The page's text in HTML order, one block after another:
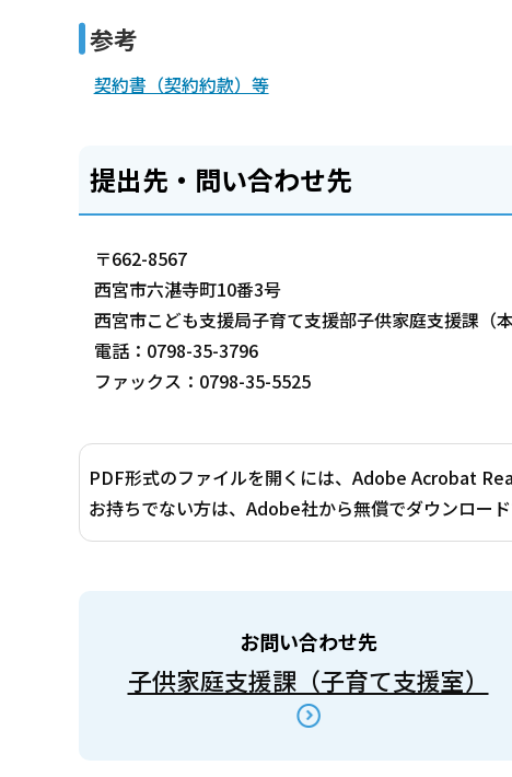
参考
契約書（契約約款）等
提出先・問い合わせ先
〒662-8567
西宮市六湛寺町10番3号
西宮市こども支援局子育て支援部子供家庭支援課（本
電話：0798-35-3796
ファックス：0798-35-5525
PDF形式のファイルを開くには、Adobe Acrobat
お持ちでない方は、Adobe社から無償でダウンロード
お問い合わせ先
子供家庭支援課（子育て支援室）